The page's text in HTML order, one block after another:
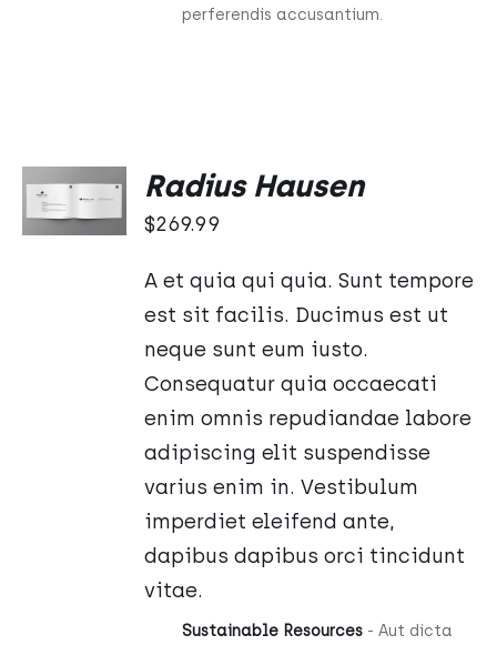
perferendis accusantium.
DO
KOSZYKA
/
Radius Hausen
$269.99
A et quia qui quia. Sunt tempore
est sit facilis. Ducimus est ut
neque sunt eum iusto.
Consequatur quia occaecati
enim omnis repudiandae labore
adipiscing elit suspendisse
varius enim in. Vestibulum
imperdiet eleifend ante,
dapibus dapibus orci tincidunt
vitae.
Sustainable Resources- Aut dicta